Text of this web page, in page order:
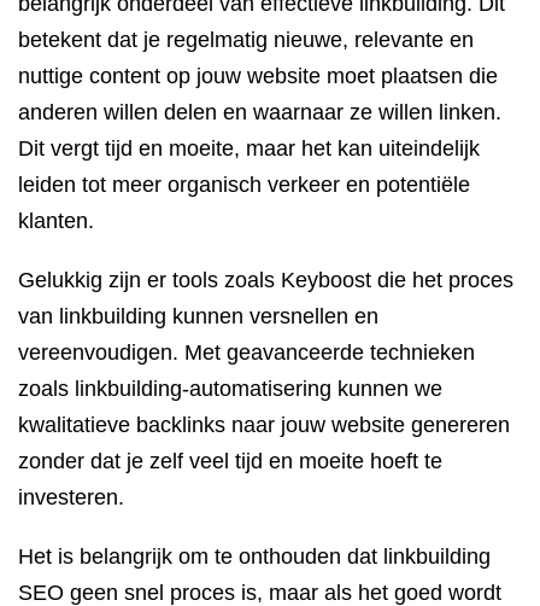
betekent dat je regelmatig nieuwe, relevante en
nuttige content op jouw website moet plaatsen die
anderen willen delen en waarnaar ze willen linken.
Dit vergt tijd en moeite, maar het kan uiteindelijk
leiden tot meer organisch verkeer en potentiële
klanten.
Gelukkig zijn er tools zoals Keyboost die het proces
van linkbuilding kunnen versnellen en
vereenvoudigen. Met geavanceerde technieken
zoals linkbuilding-automatisering kunnen we
kwalitatieve backlinks naar jouw website genereren
zonder dat je zelf veel tijd en moeite hoeft te
investeren.
Het is belangrijk om te onthouden dat linkbuilding
SEO geen snel proces is, maar als het goed wordt